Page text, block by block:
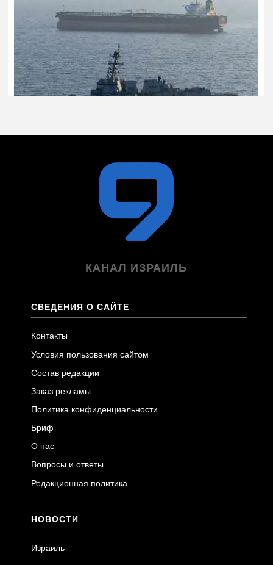
КАНАЛ ИЗРАИЛЬ
СВЕДЕНИЯ О САЙТЕ
Контакты
Условия пользования сайтом
Состав редакции
Заказ рекламы
Политика конфиденциальности
Бриф
О нас
Вопросы и ответы
Редакционная политика
НОВОСТИ
Израиль